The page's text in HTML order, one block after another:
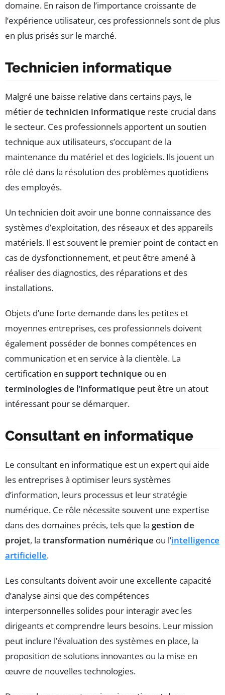
domaine. En raison de l’importance croissante de
l’expérience utilisateur, ces professionnels sont de plus
en plus prisés sur le marché.
Technicien informatique
Malgré une baisse relative dans certains pays, le
métier de technicien informatique reste crucial dans
le secteur. Ces professionnels apportent un soutien
technique aux utilisateurs, s’occupant de la
maintenance du matériel et des logiciels. Ils jouent un
rôle clé dans la résolution des problèmes quotidiens
des employés.
Un technicien doit avoir une bonne connaissance des
systèmes d’exploitation, des réseaux et des appareils
matériels. Il est souvent le premier point de contact en
cas de dysfonctionnement, et peut être amené à
réaliser des diagnostics, des réparations et des
installations.
Objets d’une forte demande dans les petites et
moyennes entreprises, ces professionnels doivent
également posséder de bonnes compétences en
communication et en service à la clientèle. La
certification en support technique ou en
terminologies de l’informatique peut être un atout
intéressant pour se démarquer.
Consultant en informatique
Le consultant en informatique est un expert qui aide
les entreprises à optimiser leurs systèmes
d’information, leurs processus et leur stratégie
numérique. Ce rôle nécessite souvent une expertise
dans des domaines précis, tels que la gestion de
projet, la transformation numérique ou l’intelligence
artificielle.
Les consultants doivent avoir une excellente capacité
d’analyse ainsi que des compétences
interpersonnelles solides pour interagir avec les
dirigeants et comprendre leurs besoins. Leur mission
peut inclure l’évaluation des systèmes en place, la
proposition de solutions innovantes ou la mise en
œuvre de nouvelles technologies.